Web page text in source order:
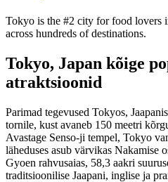
Tokyo is the #2 city for food lovers
across hundreds of destinations.
Tokyo, Japan kõige
atraktsioonid
Parimad tegevused Tokyos,
tornile, kust avaneb 150 meetri
Avastage Senso-ji tempel, Tokyo
läheduses asub värvikas Nakamise
Gyoen rahvusaias, 58,3 aakri
traditsioonilise Jaapani, inglise ja